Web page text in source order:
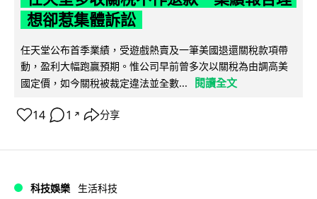
想卻惹集體訴訟
任天堂公布首季業績，受遊戲熱賣及一筆美國退還關稅款項帶
動，盈利大幅跑贏預期。惟公司早前曾多次以關稅為由調高美
國定價，如今關稅被裁定違法並全數...
閱讀全文
14 1 ↗ 分享
科技娛樂 生活科技